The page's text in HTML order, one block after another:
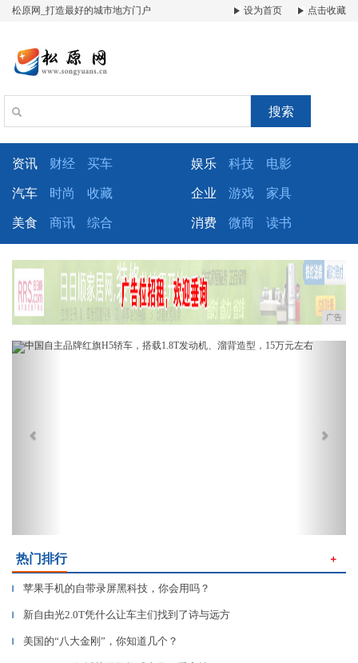
松原网_打造最好的城市地方门户 设为首页 点击收藏
搜索
资讯 财经 买车 娱乐 科技 电影
汽车 时尚 收藏 企业 游戏 家具
美食 商讯 综合 消费 微商 读书
广告
Previous
热门排行 ＋
▎ 苹果手机的自带录屏黑科技，你会用吗？
▎ 新自由光2.0T凭什么让车主们找到了诗与远方
▎ 美国的“八大金刚”，你知道几个？